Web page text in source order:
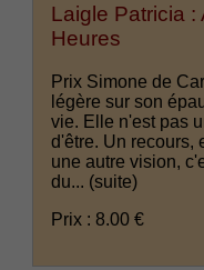
Laigle Patricia :
Heures
Prix Simone de
légère sur son
vie. Elle n'est pas
d'être. Un recours,
une autre vision,
du... (suite)
Prix : 8.00 €